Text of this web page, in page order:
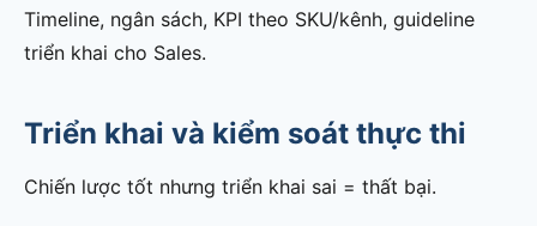
Timeline, ngân sách, KPI theo SKU/kênh, guideline
triển khai cho Sales.
Triển khai và kiểm soát thực thi
Chiến lược tốt nhưng triển khai sai = thất bại.